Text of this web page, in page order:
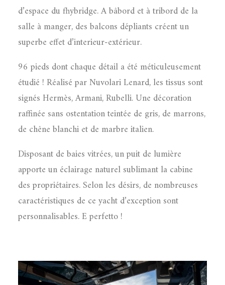
d’espace du fhybridge. A bâbord et à tribord de la
salle à manger, des balcons dépliants créent un
superbe effet d’interieur-extérieur.
96 pieds dont chaque détail a été méticuleusement
étudié ! Réalisé par Nuvolari Lenard, les tissus sont
signés Hermès, Armani, Rubelli. Une décoration
raffinée sans ostentation teintée de gris, de marrons,
de chêne blanchi et de marbre italien.
Disposant de baies vitrées, un puit de lumière
apporte un éclairage naturel sublimant la cabine
des propriétaires. Selon les désirs, de nombreuses
caractéristiques de ce yacht d’exception sont
personnalisables. E perfetto !